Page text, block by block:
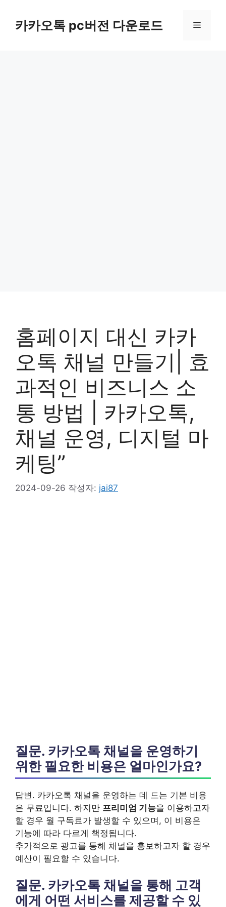
카카오톡 pc버전 다운로드 메
홈페이지 대신 카카
오톡 채널 만들기| 효
과적인 비즈니스 소
통 방법 | 카카오톡,
채널 운영, 디지털 마
케팅”
2024-09-26 작성자: jai87
질문. 카카오톡 채널을 운영하기
위한 필요한 비용은 얼마인가요?
답변. 카카오톡 채널을 운영하는 데 드는 기본 비용
은 무료입니다. 하지만 프리미엄 기능을 이용하고자
할 경우 월 구독료가 발생할 수 있으며, 이 비용은
기능에 따라 다르게 책정됩니다.
추가적으로 광고를 통해 채널을 홍보하고자 할 경우
예산이 필요할 수 있습니다.
질문. 카카오톡 채널을 통해 고객
에게 어떤 서비스를 제공할 수 있